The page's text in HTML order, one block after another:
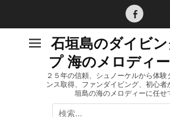
Facebook
石垣島のダイビ
プ 海のメロディ
２５年の信頼、シュノーケルから体
ンス取得、ファンダイビング、初心
垣島の海のメロディーに任せ
検